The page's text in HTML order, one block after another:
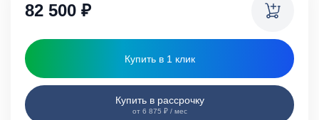
82 500 ₽
Купить в 1 клик
Купить в рассрочку
от 6 875 ₽ / мес